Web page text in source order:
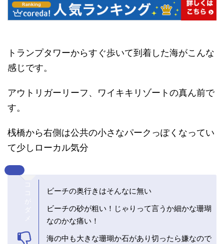
トランプタワーからすぐ歩いて到着した海がこんな
感じです。
アウトリガーリーフ、ワイキキリゾートの真ん前で
す。
桟橋から右側は公共の小さなパークっぽくなってい
て少しローカル気分
ビーチの奥行きはそんなに無い
ビーチの砂が粗い！じゃりって言うか細かな珊瑚
なのかな痛い！
海の中も大きな珊瑚か石があり切ったら嫌なので